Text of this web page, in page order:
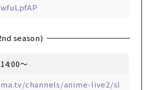
season)
～
channels/anime-live2/sl